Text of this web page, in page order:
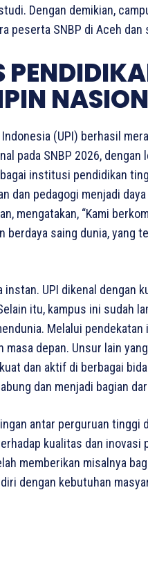
Dengan demikian,
peserta SNBP di Aceh dan
(UPI) berhasil
pada SNBP 2026,
institusi pendidikan
dan pedagogi menjadi
mengatakan, “Kami
berdaya saing dunia, yang
UPI dikenal dengan
itu, kampus ini sudah
Melalui
masa depan. Unsur lain
dan aktif di berbagai
dan menjadi bagian
antar perguruan tinggi
kualitas dan
memberikan misalnya
dengan kebutuhan